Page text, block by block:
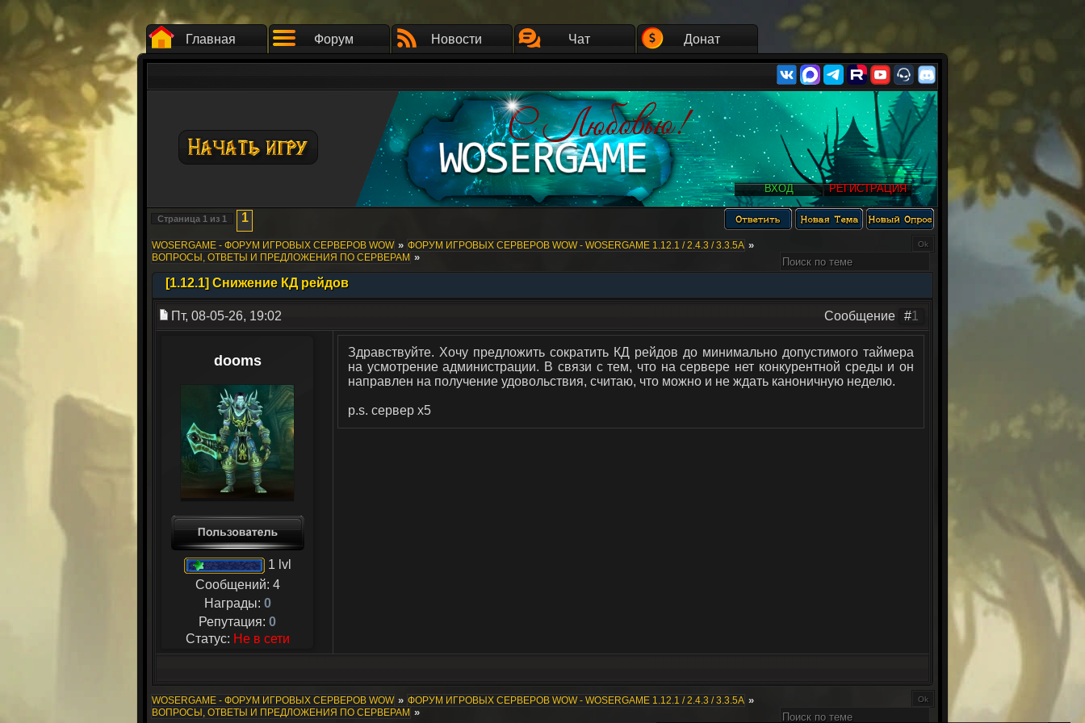
Главная Форум Новости Чат Донат
ВХОД РЕГИСТРАЦИЯ
Страница 1 из 1 1
WOSERGAME - ФОРУМ ИГРОВЫХ СЕРВЕРОВ WOW » ФОРУМ ИГРОВЫХ СЕРВЕРОВ WOW - WOSERGAME 1.12.1 / 2.4.3 / 3.3.5А »
ВОПРОСЫ, ОТВЕТЫ И ПРЕДЛОЖЕНИЯ ПО СЕРВЕРАМ »
[1.12.1] Снижение КД рейдов
Пт, 08-05-26, 19:02 Сообщение #1
dooms
1 lvl
Сообщений: 4
Награды: 0
Репутация: 0
Статус: Не в сети
Здравствуйте. Хочу предложить сократить КД рейдов до минимально допустимого таймера
на усмотрение администрации. В связи с тем, что на сервере нет конкурентной среды и он
направлен на получение удовольствия, считаю, что можно и не ждать каноничную неделю.
p.s. сервер x5
WOSERGAME - ФОРУМ ИГРОВЫХ СЕРВЕРОВ WOW » ФОРУМ ИГРОВЫХ СЕРВЕРОВ WOW - WOSERGAME 1.12.1 / 2.4.3 / 3.3.5А »
ВОПРОСЫ, ОТВЕТЫ И ПРЕДЛОЖЕНИЯ ПО СЕРВЕРАМ »